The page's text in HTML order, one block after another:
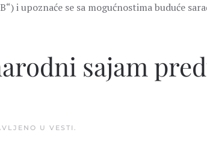
i upoznaće se sa mogućnostima buduće
sajam
U VESTI .